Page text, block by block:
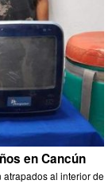
en Cancún
al interior de